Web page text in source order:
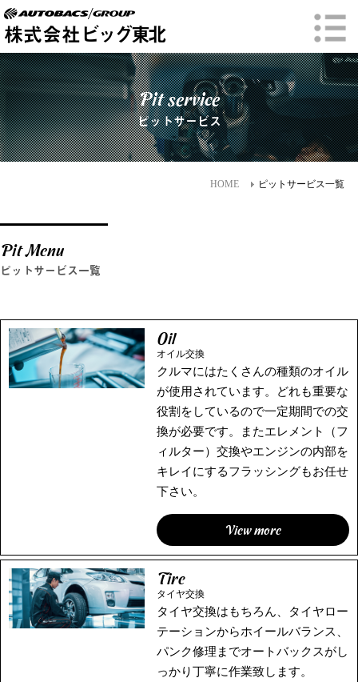
株式会社ビッグ東北
Pit service
ピットサービス
HOME ピットサービス一覧
Pit Menu
ピットサービス一覧
Oil
オイル交換
クルマにはたくさんの種類のオイル
が使⽤されています。どれも重要な
役割をしているので⼀定期間での交
換が必要です。またエレメント（フ
ィルター）交換やエンジンの内部を
キレイにするフラッシングもお任せ
下さい。
View more
Tire
タイヤ交換
タイヤ交換はもちろん、タイヤロー
テーションからホイールバランス、
パンク修理までオートバックスがし
っかり丁寧に作業致します。